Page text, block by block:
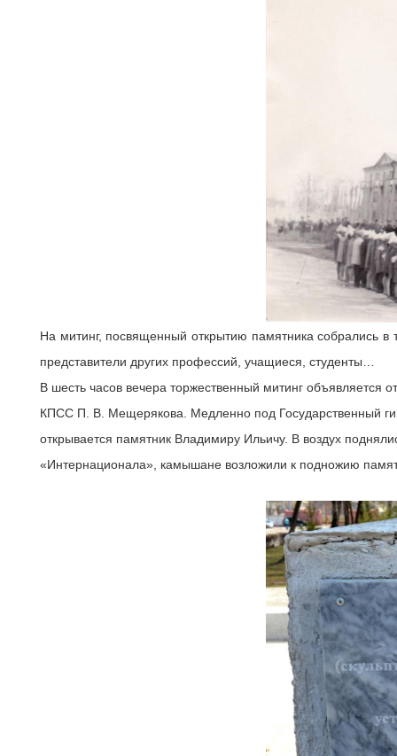
На митинг, посвященный открытию памятника собрались в
представители других профессий, учащиеся, студенты…
В шесть часов вечера торжественный митинг объявляется
КПСС П. В. Мещерякова. Медленно под Государственный
открывается памятник Владимиру Ильичу. В воздух
«Интернационала», камышане возложили к подножию